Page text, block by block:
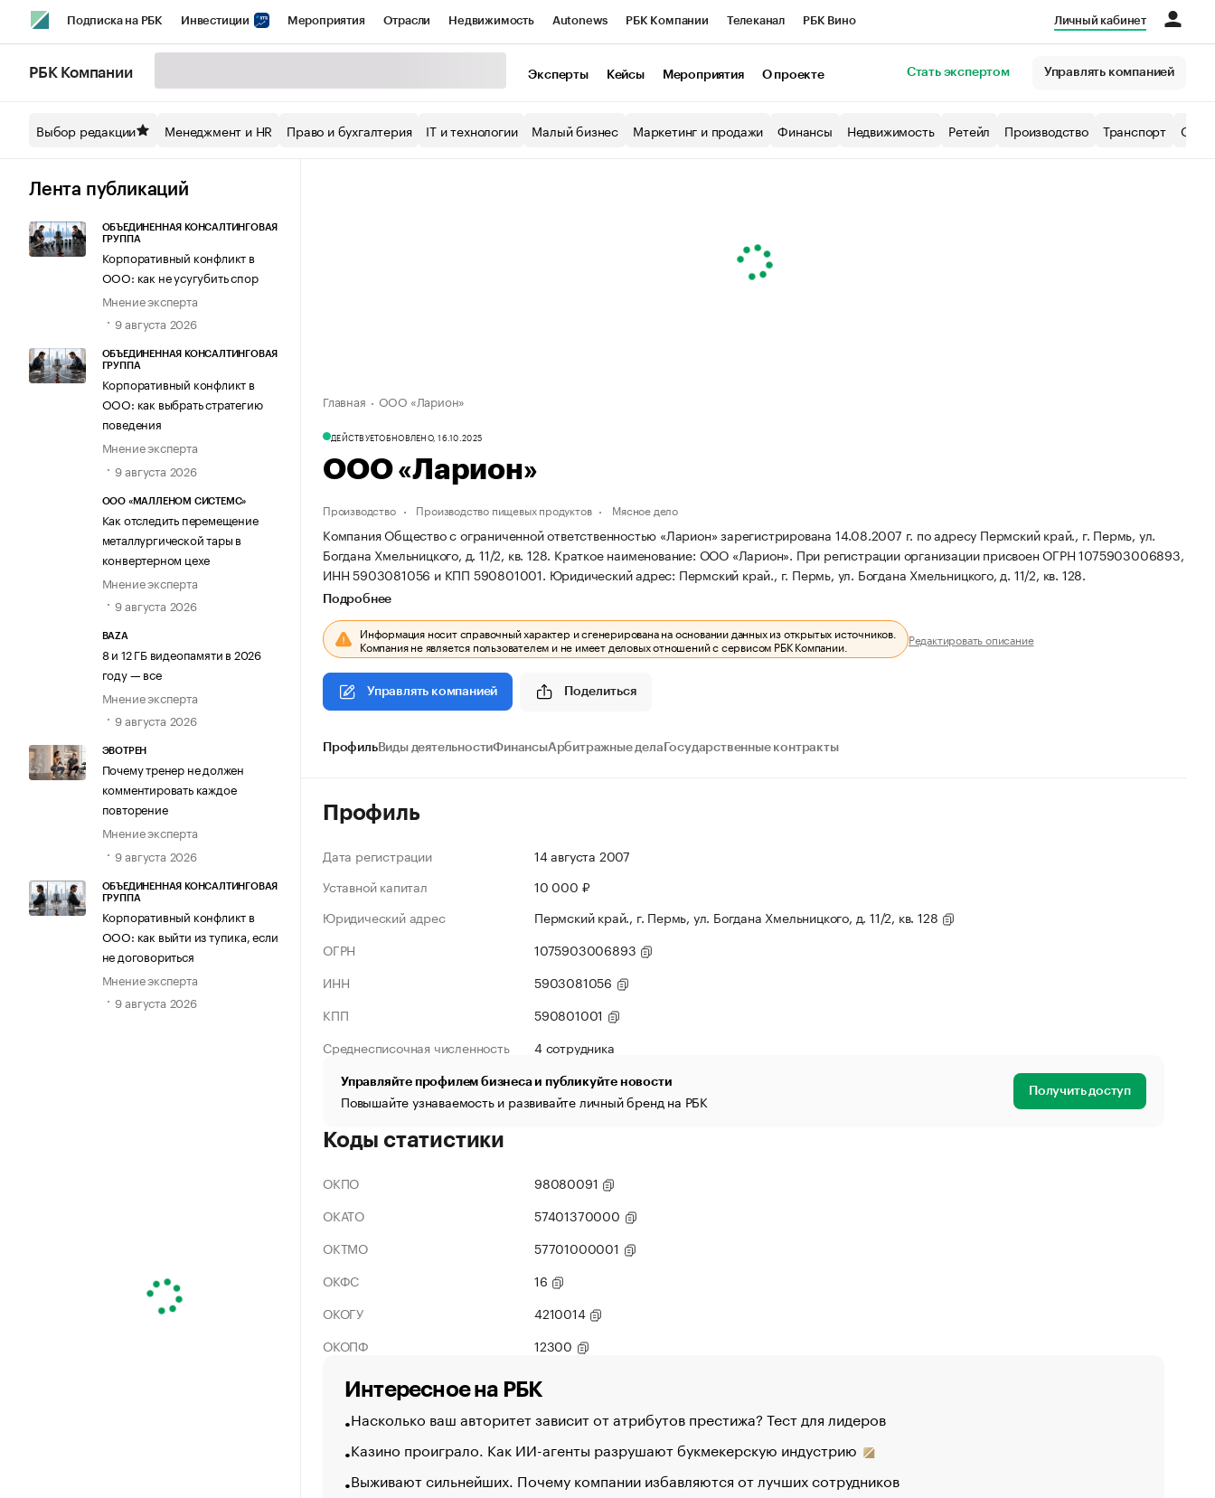
Подписка на РБК Инвестиции Мероприятия Отрасли Недвижимость Autonews РБК Компании Телеканал РБК Вино
Спецпроекты СПб Конференции СПб Спецпроекты Экономика Бизнес
Технологии и медиа
Личный кабинет
РБК Компании Эксперты Кейсы Мероприятия О проекте Стать экспертом Управлять компанией
Выбор редакции Менеджмент и HR Право и бухгалтерия IT и технологии Малый бизнес Маркетинг и продажи Финансы Недвижимость Ретейл Производство Транспорт
Лента публикаций
ОБЪЕДИНЕННАЯ КОНСАЛТИНГОВАЯ
ГРУППА
Корпоративный конфликт в
ООО: как не усугубить спор
Мнение эксперта
9 августа 2026
ОБЪЕДИНЕННАЯ КОНСАЛТИНГОВАЯ
ГРУППА
Корпоративный конфликт в
ООО: как выбрать стратегию
поведения
Мнение эксперта
9 августа 2026
ООО «МАЛЛЕНОМ СИСТЕМС»
Как отследить перемещение
металлургической тары в
конвертерном цехе
Мнение эксперта
9 августа 2026
BAZA
8 и 12 ГБ видеопамяти в 2026
году — все
Мнение эксперта
9 августа 2026
ЭВОТРЕН
Почему тренер не должен
комментировать каждое
повторение
Мнение эксперта
9 августа 2026
ОБЪЕДИНЕННАЯ КОНСАЛТИНГОВАЯ
ГРУППА
Корпоративный конфликт в
ООО: как выйти из тупика, если
не договориться
Мнение эксперта
9 августа 2026
Главная ООО «Ларион»
ДЕЙСТВУЕТОБНОВЛЕНО, 16.10.2025
ООО «Ларион»
Производство Производство пищевых продуктов Мясное дело
Компания Общество с ограниченной ответственностью «Ларион» зарегистрирована 14.08.2007 г. по адресу Пермский край., г. Пермь, ул.
Богдана Хмельницкого, д. 11/2, кв. 128. Краткое наименование: ООО «Ларион». При регистрации организации присвоен ОГРН 1075903006893,
ИНН 5903081056 и КПП 590801001. Юридический адрес: Пермский край., г. Пермь, ул. Богдана Хмельницкого, д. 11/2, кв. 128.
Подробнее
Информация носит справочный характер и сгенерирована на основании данных из открытых источников.
Компания не является пользователем и не имеет деловых отношений с сервисом РБК Компании. Редактировать описание
Управлять компанией Поделиться
ПрофильВиды деятельностиФинансыАрбитражные дела Государственные контракты
Профиль
Дата регистрации
14 августа 2007
Уставной капитал
10 000 ₽
Юридический адрес
Пермский край., г. Пермь, ул. Богдана Хмельницкого, д. 11/2, кв. 128
ОГРН
1075903006893
ИНН
5903081056
КПП
590801001
Среднесписочная численность
4 сотрудника
Управляйте профилем бизнеса и публикуйте новости
Повышайте узнаваемость и развивайте личный бренд на РБК Получить доступ
Коды статистики
ОКПО
98080091
ОКАТО
57401370000
ОКТМО
57701000001
ОКФС
16
ОКОГУ
4210014
ОКОПФ
12300
Интересное на РБК
Насколько ваш авторитет зависит от атрибутов престижа? Тест для лидеров
Казино проиграло. Как ИИ-агенты разрушают букмекерскую индустрию
Выживают сильнейших. Почему компании избавляются от лучших сотрудников